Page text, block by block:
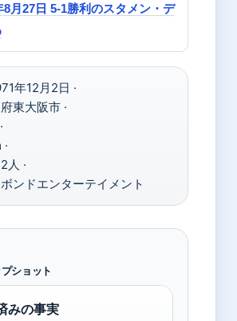
8月27日 5-1勝利のスタメン・デ
年12月2日 ·
東大阪市 ·
2人 ·
ボンドエンターテイメント
ショット
みの事実